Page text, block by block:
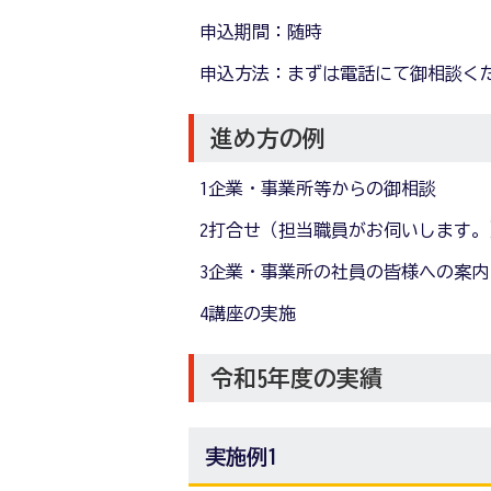
申込期間：随時
申込方法：まずは電話にて御相談く
進め方の例
1企業・事業所等からの御相談
2打合せ（担当職員がお伺いします。
3企業・事業所の社員の皆様への案内
4講座の実施
令和5年度の実績
実施例1